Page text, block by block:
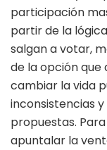
participación
partir de la
salgan a votar,
de la opción que
cambiar la vida
inconsistencias
propuestas.
apuntalar la